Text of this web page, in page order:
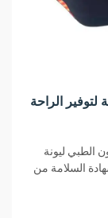
الراحة
الطبي ليونة
بنسبة 89%، مع شهادة السلامة من